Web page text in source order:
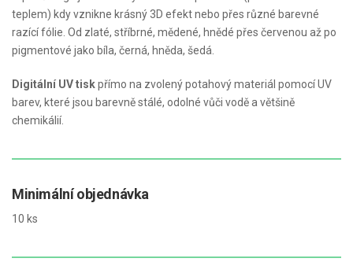
teplem) kdy vznikne krásný 3D efekt nebo přes různé barevné
razící fólie. Od zlaté, stříbrné, mědené, hnědé přes červenou až po
pigmentové jako bíla, černá, hněda, šedá.
Digitální UV tiskpřímo na zvolený potahový materiál pomocí UV
barev, které jsou barevně stálé, odolné vůči vodě a většině
chemikálií.
Minimální objednávka
10 ks